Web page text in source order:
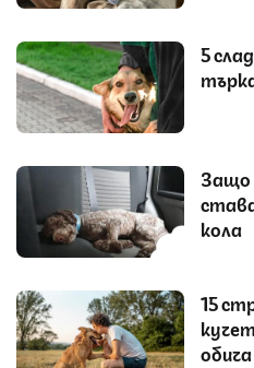
5
Защо
кола
15
обича